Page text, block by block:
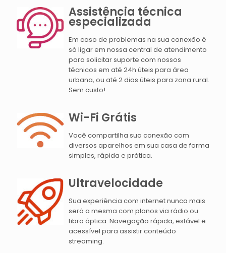
Assistência técnica
especializada
Em caso de problemas na sua conexão é
só ligar em nossa central de atendimento
para solicitar suporte com nossos
técnicos em até 24h úteis para área
urbana, ou até 2 dias úteis para zona rural.
Sem custo!
Wi-Fi Grátis
Você compartilha sua conexão com
diversos aparelhos em sua casa de forma
simples, rápida e prática.
Ultravelocidade
Sua experiência com internet nunca mais
será a mesma com planos via rádio ou
fibra óptica. Navegação rápida, estável e
acessível para assistir conteúdo
streaming.